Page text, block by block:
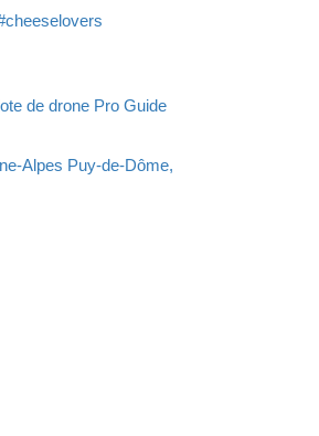
de drone Pro Guide
Alpes Puy-de-Dôme,